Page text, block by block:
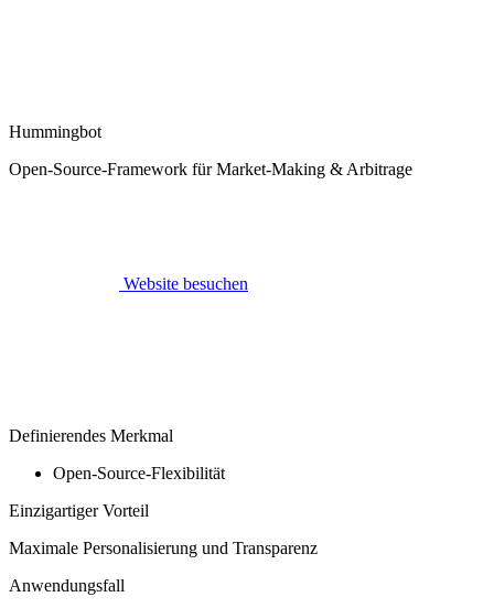
Hummingbot
Open-Source-Framework für Market-Making & Arbitrage
Website besuchen
Definierendes Merkmal
Open-Source-Flexibilität
Einzigartiger Vorteil
Maximale Personalisierung und Transparenz
Anwendungsfall